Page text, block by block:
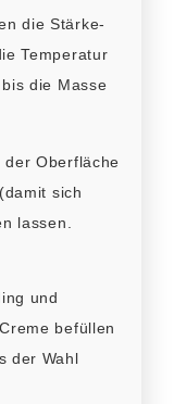
die Stärke-
Temperatur
die Masse
Oberfläche
sich
lassen.
und
befüllen
der Wahl